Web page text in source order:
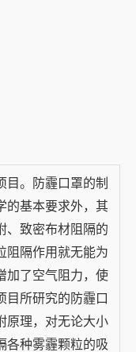
目。防霾口罩的制
的基本要求外，其
、致密布材阻隔的
阻隔作用就无能为
加了空气阻力，使
目所研究的防霾口
原理，对无论大小
各种雾霾颗粒的吸